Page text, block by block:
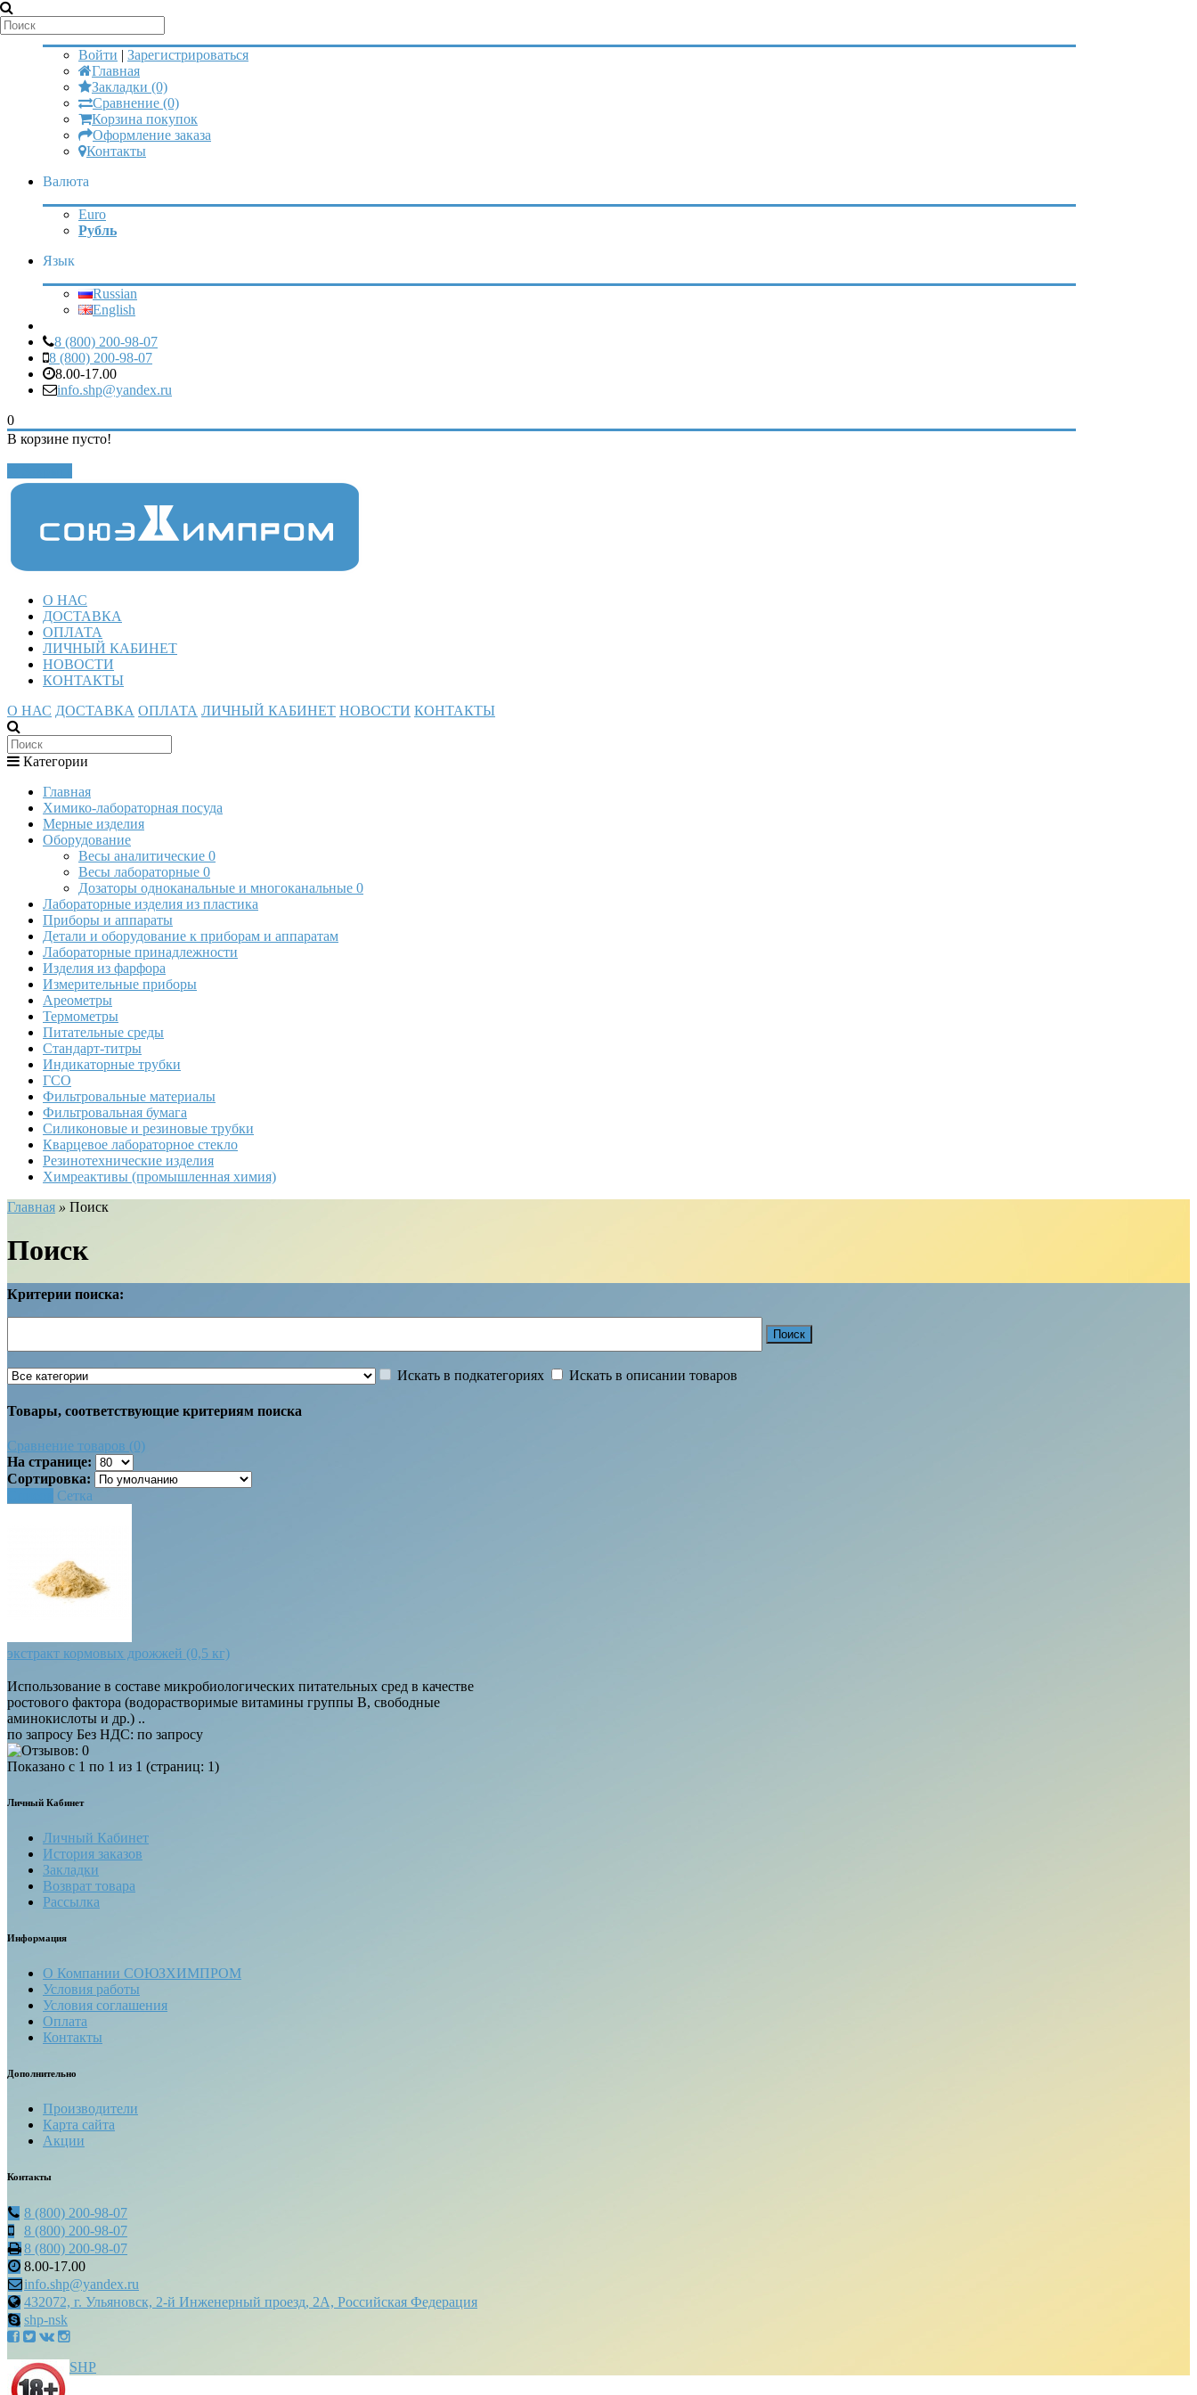
Мой аккаунт
Войти | Зарегистрироваться
Главная
Закладки (0)
Сравнение (0)
Корзина покупок
Оформление заказа
Контакты
Валюта
Euro
Рубль
Язык
Russian
English
8 (800) 200-98-07
8 (800) 200-98-07
8.00-17.00
info.shp@yandex.ru
0
В корзине пусто!
О НАС
ДОСТАВКА
ОПЛАТА
ЛИЧНЫЙ КАБИНЕТ
НОВОСТИ
КОНТАКТЫ
О НАС ДОСТАВКА ОПЛАТА ЛИЧНЫЙ КАБИНЕТ НОВОСТИ КОНТАКТЫ
Категории
Главная
Химико-лабораторная посуда
Мерные изделия
Оборудование
Весы аналитические 0
Весы лабораторные 0
Дозаторы одноканальные и многоканальные 0
Лабораторные изделия из пластика
Приборы и аппараты
Детали и оборудование к приборам и аппаратам
Лабораторные принадлежности
Изделия из фарфора
Измерительные приборы
Ареометры
Термометры
Питательные среды
Стандарт-титры
Индикаторные трубки
ГСО
Фильтровальные материалы
Фильтровальная бумага
Силиконовые и резиновые трубки
Кварцевое лабораторное стекло
Резинотехнические изделия
Химреактивы (промышленная химия)
Главная » Поиск
Поиск
Критерии поиска:
Искать в подкатегориях Искать в описании товаров
Товары, соответствующие критериям поиска
Сравнение товаров (0)
На странице:
Сортировка:
Сетка
экстракт кормовых дрожжей (0,5 кг)
Использование в составе микробиологических питательных сред в качестве
ростового фактора (водорастворимые витамины группы В, свободные
аминокислоты и др.) ..
по запросу Без НДС: по запросу
Показано с 1 по 1 из 1 (страниц: 1)
Личный Кабинет
Личный Кабинет
История заказов
Закладки
Возврат товара
Рассылка
Информация
О Компании СОЮЗХИМПРОМ
Условия работы
Условия соглашения
Оплата
Контакты
Дополнительно
Производители
Карта сайта
Акции
Контакты
8 (800) 200-98-07
8 (800) 200-98-07
8 (800) 200-98-07
8.00-17.00
info.shp@yandex.ru
432072, г. Ульяновск, 2-й Инженерный проезд, 2А, Российская Федерация
shp-nsk
SHP